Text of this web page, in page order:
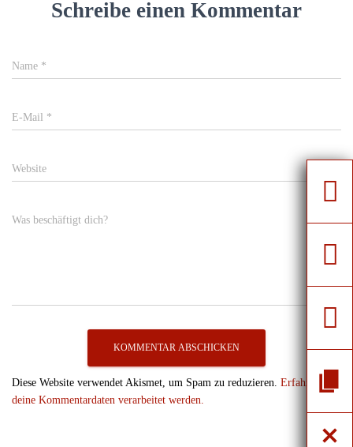
Schreibe einen Kommentar
Name *
E-Mail *
Website
Was beschäftigt dich?
Diese Website verwendet Akismet, um Spam zu reduzieren. Erfahre, wie
deine Kommentardaten verarbeitet werden.